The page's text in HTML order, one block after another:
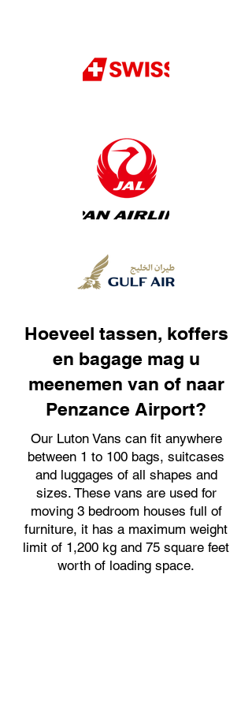
Hoeveel tassen, koffers
en bagage mag u
meenemen van of naar
Penzance Airport?
Our Luton Vans can fit anywhere
between 1 to 100 bags, suitcases
and luggages of all shapes and
sizes. These vans are used for
moving 3 bedroom houses full of
furniture, it has a maximum weight
limit of 1,200 kg and 75 square feet
worth of loading space.